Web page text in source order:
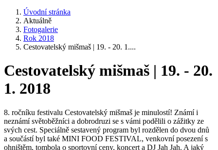
Úvodní stránka
Aktuálně
Fotogalerie
Rok 2018
Cestovatelský mišmaš | 19. - 20. 1....
Cestovatelský mišmaš | 19. - 20.
1. 2018
8. ročníku festivalu Cestovatelský mišmaš je minulostí! Známí i
neznámí světoběžníci a dobrodruzi se s vámi podělili o zážitky ze
svých cest. Speciálně sestavený program byl rozdělen do dvou dnů
a součástí byl také MINI FOOD FESTIVAL, venkovní posezení s
ohništěm, tombola o sportovní ceny, koncert a DJ Jah Jah. A jaký